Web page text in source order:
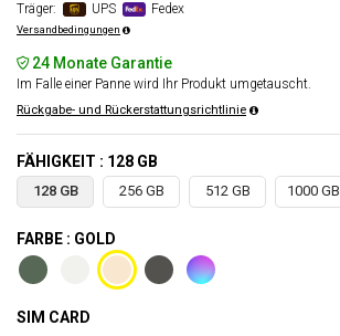
Träger:
UPS Fedex
Versandbedingungen
24 Monate Garantie
Im Falle einer Panne wird Ihr Produkt umgetauscht.
Rückgabe- und Rückerstattungsrichtlinie
FÄHIGKEIT : 128 GB
128 GB 256 GB 512 GB 1000 GB
FARBE : GOLD
SIM CARD